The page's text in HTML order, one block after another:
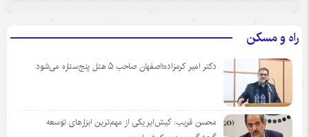
راه و مسکن
دکتر امیر کرمزاده؛اصفهان صاحب ۵ هتل پنج‌ستاره می‌شود
محسن قریب: کیش‌ایر یکی از مهم‌ترین ابزارهای توسعه